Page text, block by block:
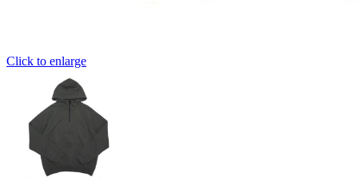
Click to enlarge